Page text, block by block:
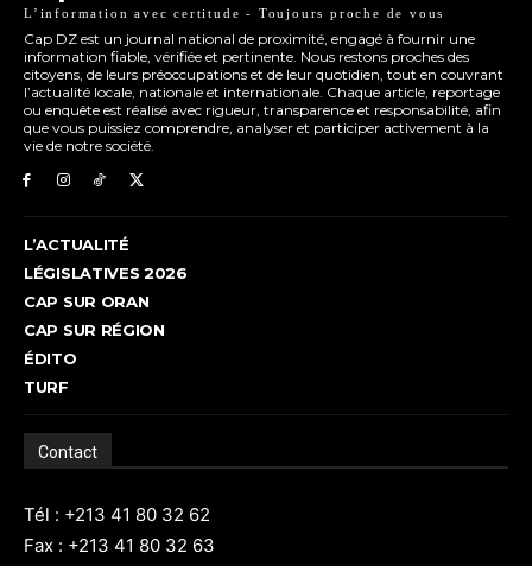
L’information avec certitude - Toujours proche de vous
Cap DZ est un journal national de proximité, engagé à fournir une
information fiable, vérifiée et pertinente. Nous restons proches des
citoyens, de leurs préoccupations et de leur quotidien, tout en couvrant
l’actualité locale, nationale et internationale. Chaque article, reportage
ou enquête est réalisé avec rigueur, transparence et responsabilité, afin
que vous puissiez comprendre, analyser et participer activement à la
vie de notre société.
L’ACTUALITÉ
LÉGISLATIVES 2026
CAP SUR ORAN
CAP SUR RÉGION
ÉDITO
TURF
Contact
Tél : +213 41 80 32 62
Fax : +213 41 80 32 63